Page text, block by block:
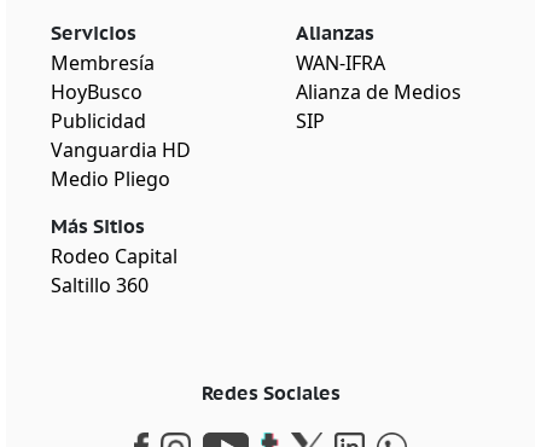
Servicios
Membresía
HoyBusco
Publicidad
Vanguardia HD
Medio Pliego
Más Sitios
Rodeo Capital
Saltillo 360
Alianzas
WAN-IFRA
Alianza de Medios
SIP
Redes Sociales